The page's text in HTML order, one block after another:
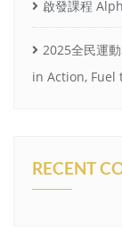
啟發課程
2025全民運
in Action, Fuel
RECENT